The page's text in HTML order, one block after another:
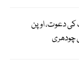
کی دعوت، اوپن
چودھری